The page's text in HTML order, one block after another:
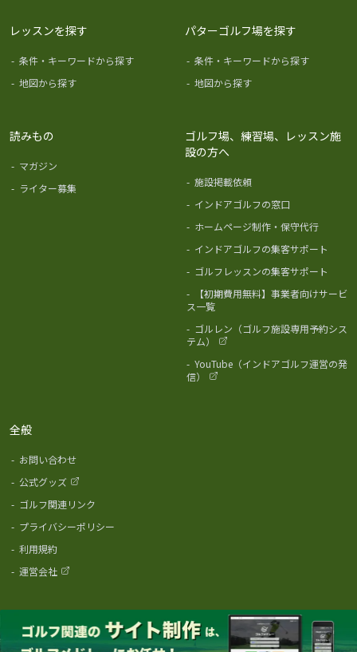
レッスンを探す
- 条件・キーワードから探す
- 地図から探す
パターゴルフ場を探す
- 条件・キーワードから探す
- 地図から探す
読みもの
- マガジン
- ライター募集
ゴルフ場、練習場、レッスン施
設の方へ
- 施設掲載依頼
- インドアゴルフの窓口
- ホームページ制作・保守代行
- インドアゴルフの集客サポート
- ゴルフレッスンの集客サポート
-
【初期費用無料】事業者向けサービ
ス一覧
- ゴルレン（ゴルフ施設専用予約シス
テム）
- YouTube（インドアゴルフ運営の発
信）
全般
- お問い合わせ
- 公式グッズ
- ゴルフ関連リンク
- プライバシーポリシー
- 利用規約
- 運営会社